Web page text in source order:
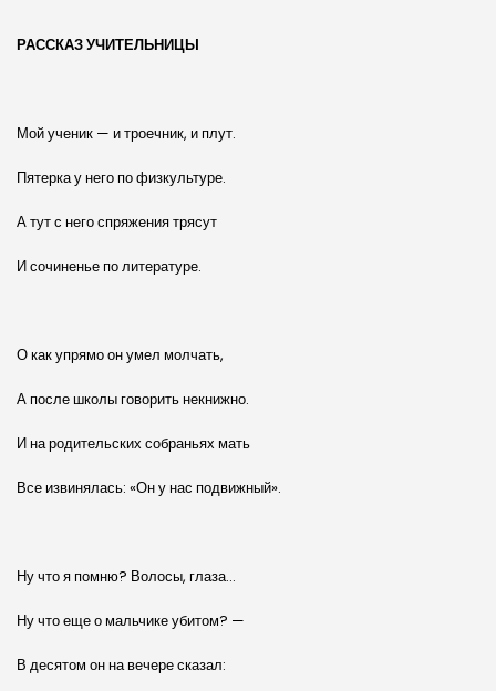
РАССКАЗ УЧИТЕЛЬНИЦЫ
Мой ученик — и троечник, и плут.
Пятерка у него по физкультуре.
А тут с него спряжения трясут
И сочиненье по литературе.
О как упрямо он умел молчать,
А после школы говорить некнижно.
И на родительских собраньях мать
Все извинялась: «Он у нас подвижный».
Ну что я помню? Волосы, глаза…
Ну что еще о мальчике убитом? —
В десятом он на вечере сказал: